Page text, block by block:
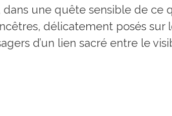
dans une quête sensible de ce
délicatement posés sur
d’un lien sacré entre le